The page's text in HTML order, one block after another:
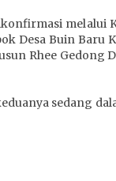
Desa Buin
Rhee
sedang